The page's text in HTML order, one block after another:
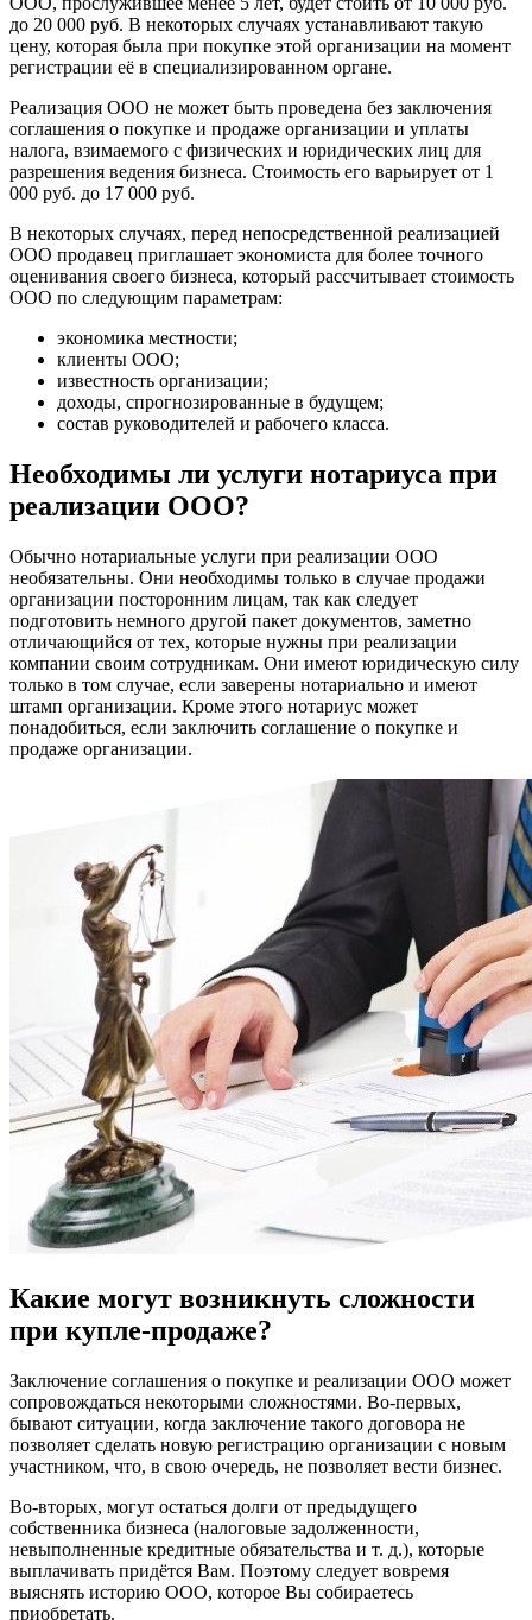
до 20 000 руб. В некоторых случаях устанавливают такую
цену, которая была при покупке этой организации на момент
регистрации её в специализированном органе.
Реализация ООО не может быть проведена без заключения
соглашения о покупке и продаже организации и уплаты
налога, взимаемого с физических и юридических лиц для
разрешения ведения бизнеса. Стоимость его варьирует от 1
000 руб. до 17 000 руб.
В некоторых случаях, перед непосредственной реализацией
ООО продавец приглашает экономиста для более точного
оценивания своего бизнеса, который рассчитывает стоимость
ООО по следующим параметрам:
экономика местности;
клиенты ООО;
известность организации;
доходы, спрогнозированные в будущем;
состав руководителей и рабочего класса.
Необходимы ли услуги нотариуса при
реализации ООО?
Обычно нотариальные услуги при реализации ООО
необязательны. Они необходимы только в случае продажи
организации посторонним лицам, так как следует
подготовить немного другой пакет документов, заметно
отличающийся от тех, которые нужны при реализации
компании своим сотрудникам. Они имеют юридическую силу
только в том случае, если заверены нотариально и имеют
штамп организации. Кроме этого нотариус может
понадобиться, если заключить соглашение о покупке и
продаже организации.
Какие могут возникнуть сложности
при купле-продаже?
Заключение соглашения о покупке и реализации ООО может
сопровождаться некоторыми сложностями. Во-первых,
бывают ситуации, когда заключение такого договора не
позволяет сделать новую регистрацию организации с новым
участником, что, в свою очередь, не позволяет вести бизнес.
Во-вторых, могут остаться долги от предыдущего
собственника бизнеса (налоговые задолженности,
невыполненные кредитные обязательства и т. д.), которые
выплачивать придётся Вам. Поэтому следует вовремя
выяснять историю ООО, которое Вы собираетесь
приобретать.